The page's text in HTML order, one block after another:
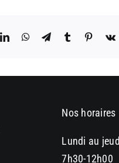
LinkedInWhatsApp
TelegramTumblr
Nos horaires
Lundi au
7h30-12h00